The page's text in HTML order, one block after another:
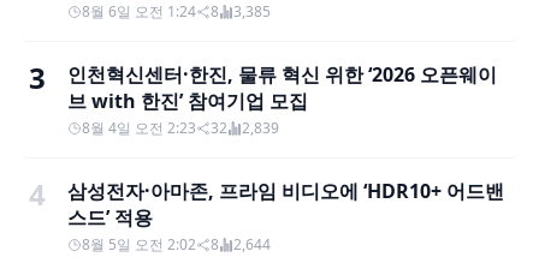
8월 6일 오전 1:24 8 3,385
3
인천혁신센터·한진, 물류 혁신 위한 ‘2026 오픈웨이
브 with 한진’ 참여기업 모집
8월 4일 오전 2:23 32 2,839
4
삼성전자·아마존, 프라임 비디오에 ‘HDR10+ 어드밴
스드’ 적용
8월 5일 오전 2:02 8 2,644